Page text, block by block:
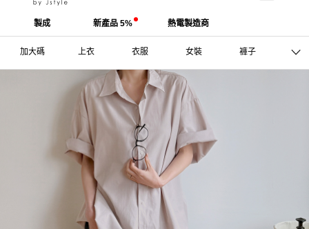
製成 新產品 5% 熱電製造商
加大碼 上衣 衣服 女裝 褲子